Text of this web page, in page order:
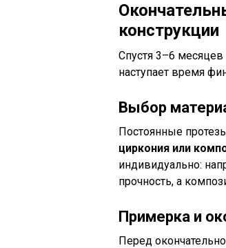
конструкции
Спустя 3–6
наступает время
Выбор
Постоянные
циркония или
индивидуально:
прочность, а
Примерка и
Перед